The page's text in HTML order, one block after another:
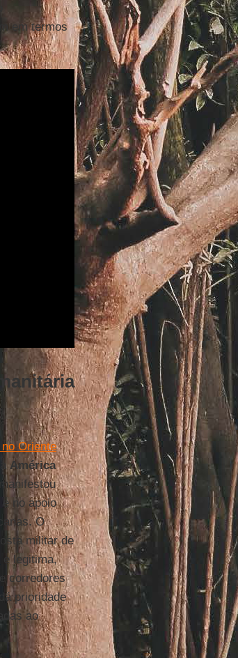
em termos
Oriente
aAmérica
e no apoio
O
militar de
e legitima,
corredores
prioridade
ao